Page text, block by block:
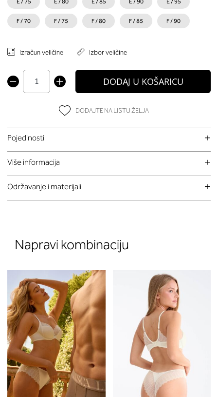
E / 75 E / 80 E / 85 E / 90 E / 95
F / 70 F / 75 F / 80 F / 85 F / 90
Izračun veličine Izbor veličine
DODAJ U KOŠARICU
DODAJTE NA LISTU ŽELJA
Pojedinosti
Više informacija
Održavanje i materijali
Napravi kombinaciju